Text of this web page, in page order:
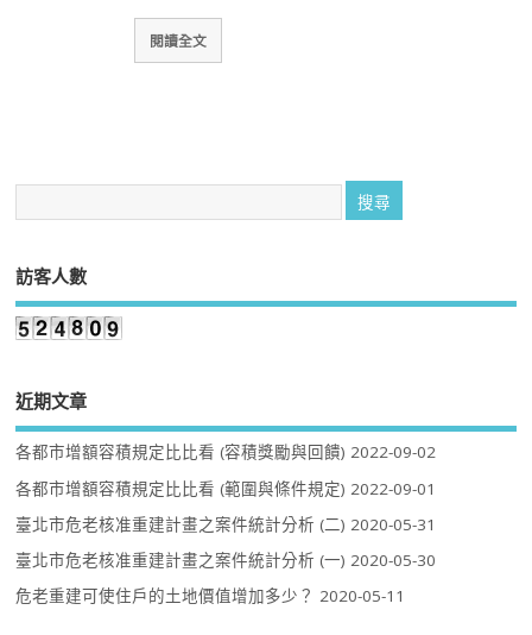
閱讀全文
訪客人數
近期文章
各都市增額容積規定比比看 (容積獎勵與回饋) 2022-09-02
各都市增額容積規定比比看 (範圍與條件規定) 2022-09-01
臺北市危老核准重建計畫之案件統計分析 (二) 2020-05-31
臺北市危老核准重建計畫之案件統計分析 (一) 2020-05-30
危老重建可使住戶的土地價值增加多少？ 2020-05-11